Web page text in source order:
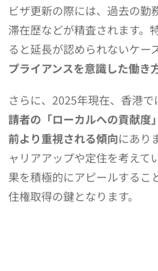
ビザ更新の際には、過去の勤
滞在歴などが精査されます。
ると延長が認められないケー
プライアンスを意識した働き
さらに、2025年現在、香港
請者の「ローカルへの貢献度
前より重視される傾向にあり
ャリアアップや定住を考えて
果を積極的にアピールするこ
住権取得の鍵となります。